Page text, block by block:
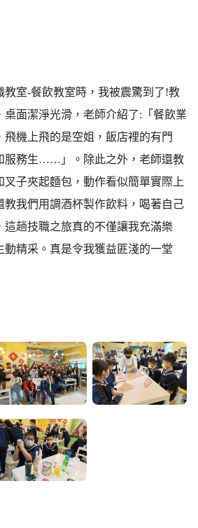
教室-餐飲教室時，我被震驚到了!教
桌面潔淨光滑，老師介紹了:「餐飲業
飛機上飛的是空姐，飯店裡的有門
服務生……」。除此之外，老師還教
子夾起麵包，動作看似簡單實際上
教我們用調酒杯製作飲料，喝著自己
這趟技職之旅真的不僅讓我充滿樂
動精采。真是令我獲益匪淺的一堂